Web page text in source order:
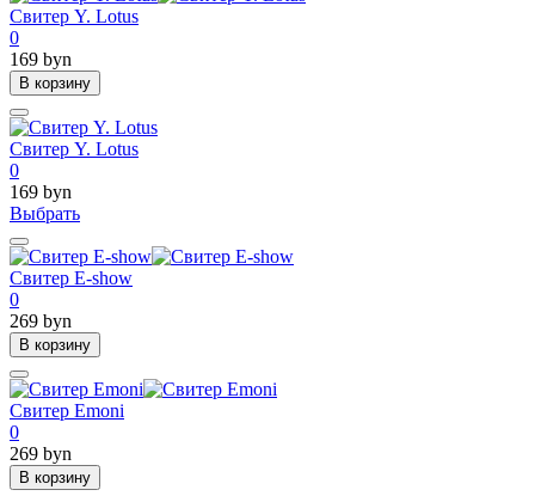
Свитер Y. Lotus
0
169 byn
В корзину
Свитер Y. Lotus
0
169 byn
Выбрать
Свитер E-show
0
269 byn
В корзину
Свитер Emoni
0
269 byn
В корзину